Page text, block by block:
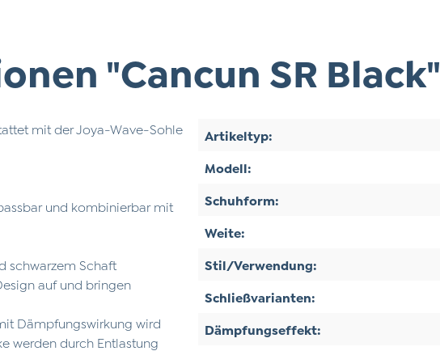
"Cancun SR Black"
mit der Joya-Wave-Sohle
und kombinierbar mit
schwarzem Schaft
auf und bringen
Dämpfungswirkung wird
werden durch Entlastung
Artikeltyp:
Modell:
Schuhform:
Weite:
Stil/Verwendung:
Schließvarianten:
Dämpfungseffekt: